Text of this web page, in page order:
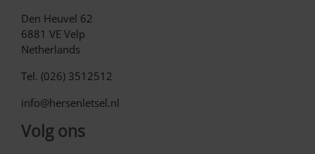
Den Heuvel 62
6881 VE Velp
Netherlands
Tel. (026) 3512512
info@hersenletsel.nl
Volg ons